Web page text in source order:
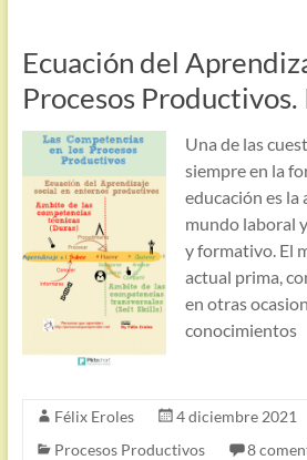
Ecuación del
Procesos
Una de las
siempre en la
educación es la
mundo laboral
y formativo. El
actual prima,
en otras
conocimientos
Félix Eroles
4 diciembre 2021
Procesos Productivos
8